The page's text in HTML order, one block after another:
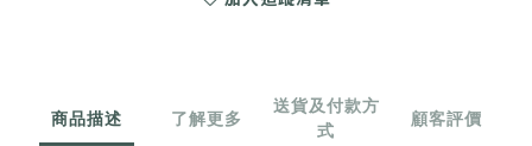
商品描述 了解更多
送貨及付款方
式
顧客評價